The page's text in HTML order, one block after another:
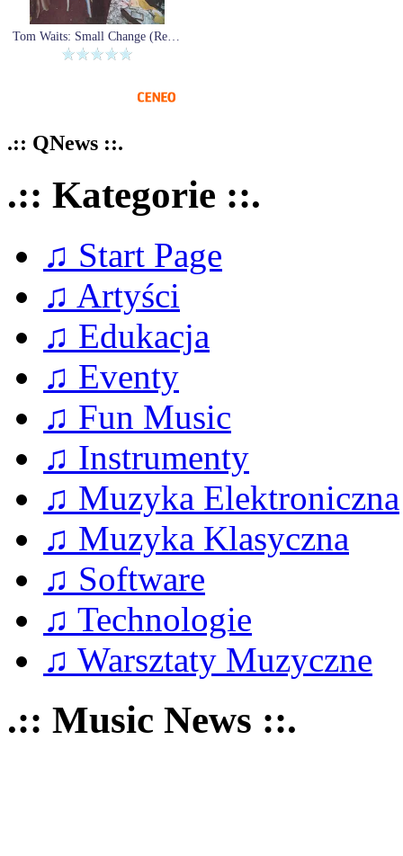
Tom Waits: Small Change (Remastered) [Winyl]
.:: QNews ::.
.:: Kategorie ::.
♫ Start Page
♫ Artyści
♫ Edukacja
♫ Eventy
♫ Fun Music
♫ Instrumenty
♫ Muzyka Elektroniczna
♫ Muzyka Klasyczna
♫ Software
♫ Technologie
♫ Warsztaty Muzyczne
.:: Music News ::.